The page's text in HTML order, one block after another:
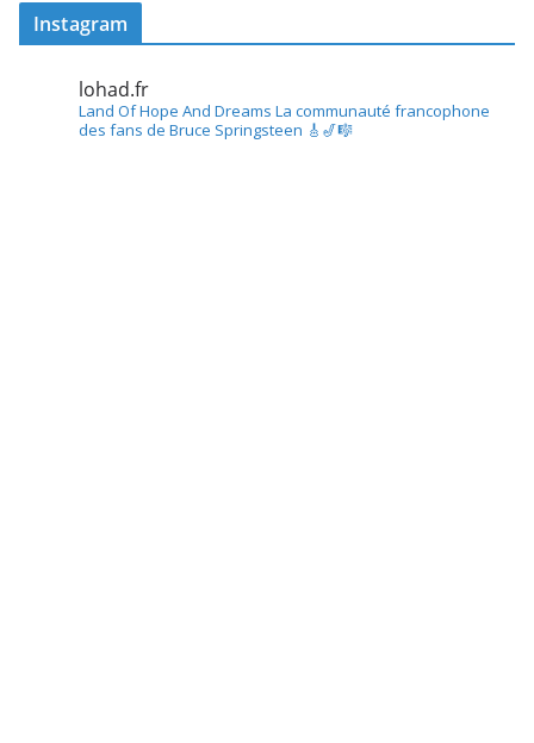
Instagram
lohad.fr
Land Of Hope And Dreams La communauté francophone
des fans de Bruce Springsteen 🎸🎷🎼